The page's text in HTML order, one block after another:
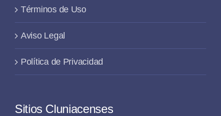
Términos de Uso
Aviso Legal
Política de Privacidad
Sitios Cluniacenses